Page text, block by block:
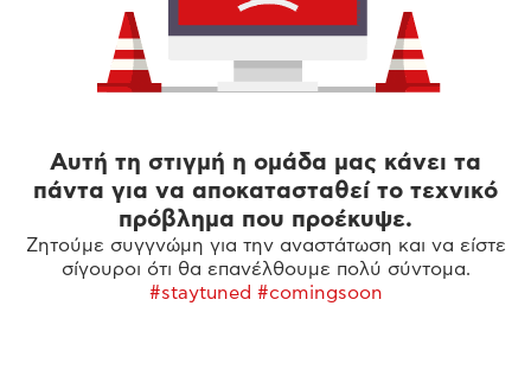
Αυτή τη στιγμή η ομάδα μας κάνει τα
πάντα για να αποκατασταθεί το τεχνικό
πρόβλημα που προέκυψε.
Ζητούμε συγγνώμη για την αναστάτωση και να είστε
σίγουροι ότι θα επανέλθουμε πολύ σύντομα.
#staytuned #comingsoon